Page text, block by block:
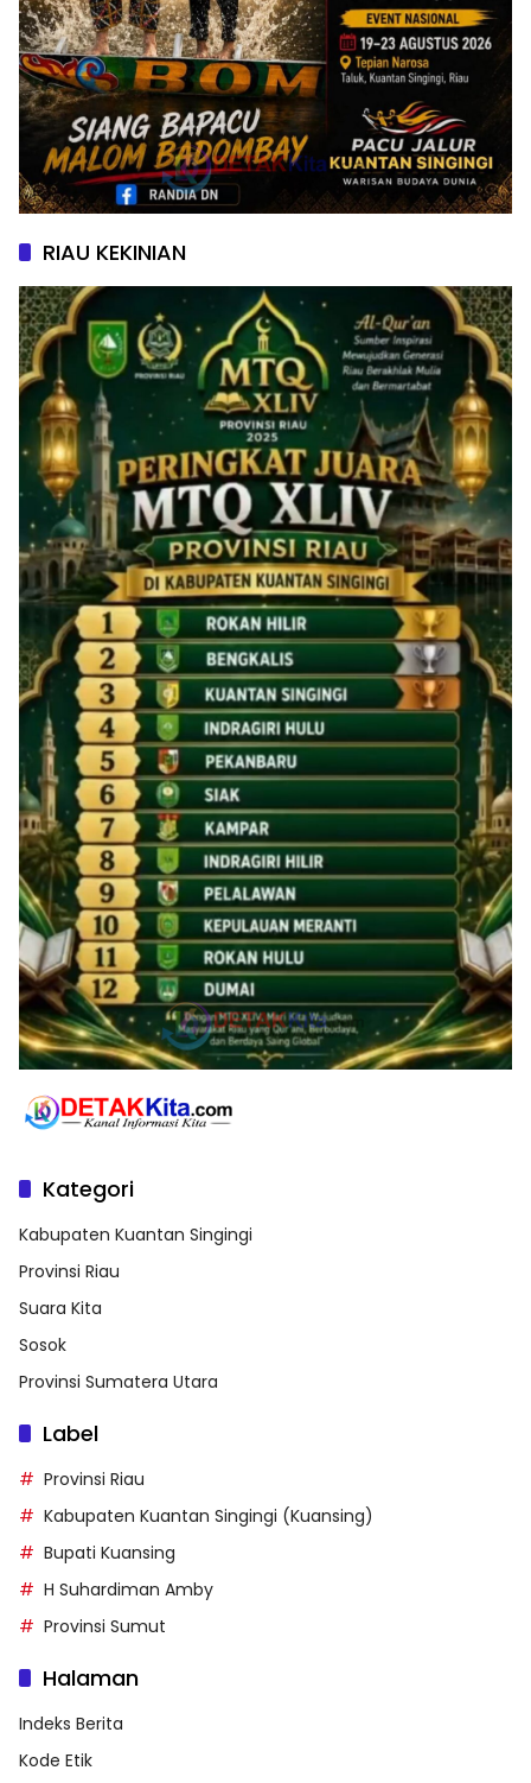
RIAU KEKINIAN
Kategori
Kabupaten Kuantan Singingi
Provinsi Riau
Suara Kita
Sosok
Provinsi Sumatera Utara
Label
Provinsi Riau
Kabupaten Kuantan Singingi (Kuansing)
Bupati Kuansing
H Suhardiman Amby
Provinsi Sumut
Halaman
Indeks Berita
Kode Etik